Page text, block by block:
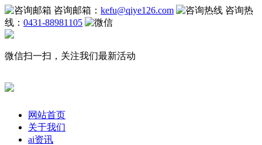
咨询邮箱： kefu@qiye126.com
咨询热
线： 0431-88981105
微信扫一扫，关注我们最新活动
网站首页
关于我们
ai资讯